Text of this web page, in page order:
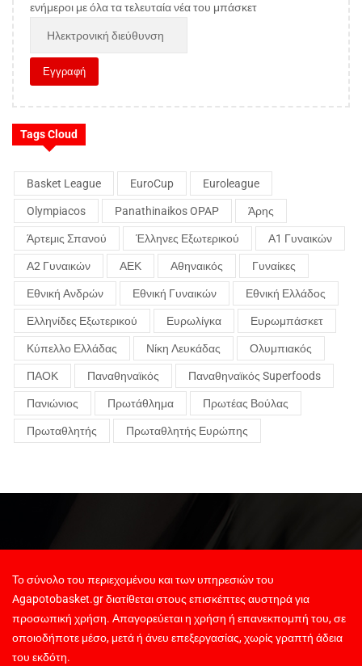
ενήμεροι με όλα τα τελευταία νέα του μπάσκετ
Tags Cloud
Basket League EuroCup Euroleague
Olympiacos Panathinaikos OPAP Άρης
Άρτεμις Σπανού Έλληνες Εξωτερικού Α1 Γυναικών
Α2 Γυναικών ΑΕΚ Αθηναικός Γυναίκες
Εθνική Ανδρών Εθνική Γυναικών Εθνική Ελλάδος
Ελληνίδες Εξωτερικού Ευρωλίγκα Ευρωμπάσκετ
Κύπελλο Ελλάδας Νίκη Λευκάδας Ολυμπιακός
ΠΑΟΚ Παναθηναϊκός Παναθηναϊκός Superfoods
Πανιώνιος Πρωτάθλημα Πρωτέας Βούλας
Πρωταθλητής Πρωταθλητής Ευρώπης
Το σύνολο του περιεχομένου και των υπηρεσιών του
Agapotobasket.gr διατίθεται στους επισκέπτες αυστηρά για
προσωπική χρήση. Απαγορεύεται η χρήση ή επανεκπομπή του, σε
οποιοδήποτε μέσο, μετά ή άνευ επεξεργασίας, χωρίς γραπτή άδεια
του εκδότη.